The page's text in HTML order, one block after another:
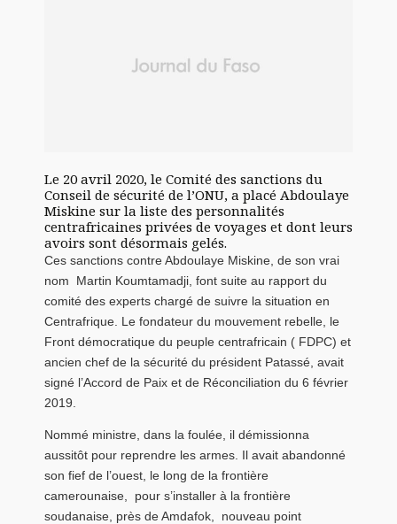
Le 20 avril 2020, le Comité des sanctions du
Conseil de sécurité de l’ONU, a placé Abdoulaye
Miskine sur la liste des personnalités
centrafricaines privées de voyages et dont leurs
avoirs sont désormais gelés.
Ces sanctions contre Abdoulaye Miskine, de son vrai
nom Martin Koumtamadji, font suite au rapport du
comité des experts chargé de suivre la situation en
Centrafrique. Le fondateur du mouvement rebelle, le
Front démocratique du peuple centrafricain ( FDPC) et
ancien chef de la sécurité du président Patassé, avait
signé l’Accord de Paix et de Réconciliation du 6 février
2019.
Nommé ministre, dans la foulée, il démissionna
aussitôt pour reprendre les armes. Il avait abandonné
son fief de l’ouest, le long de la frontière
camerounaise, pour s’installer à la frontière
soudanaise, près de Amdafok, nouveau point